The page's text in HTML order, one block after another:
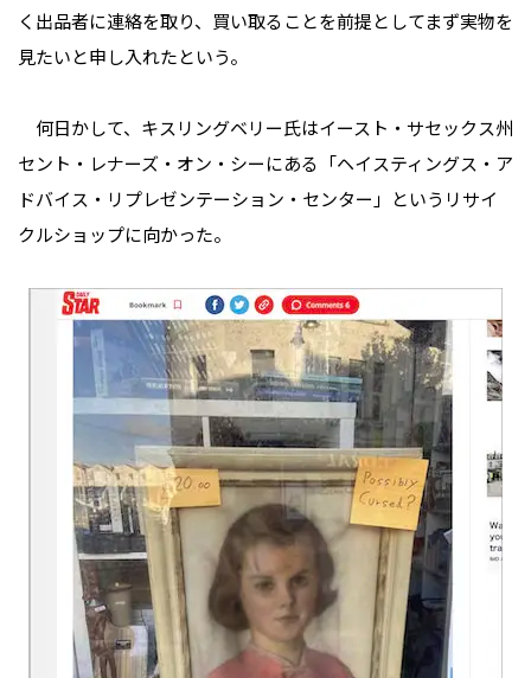
く出品者に連絡を取り、買い取ることを前提としてまず実物を
見たいと申し入れたという。
何日かして、キスリングベリー氏はイースト・サセックス州
セント・レナーズ・オン・シーにある「ヘイスティングス・ア
ドバイス・リプレゼンテーション・センター」というリサイ
クルショップに向かった。